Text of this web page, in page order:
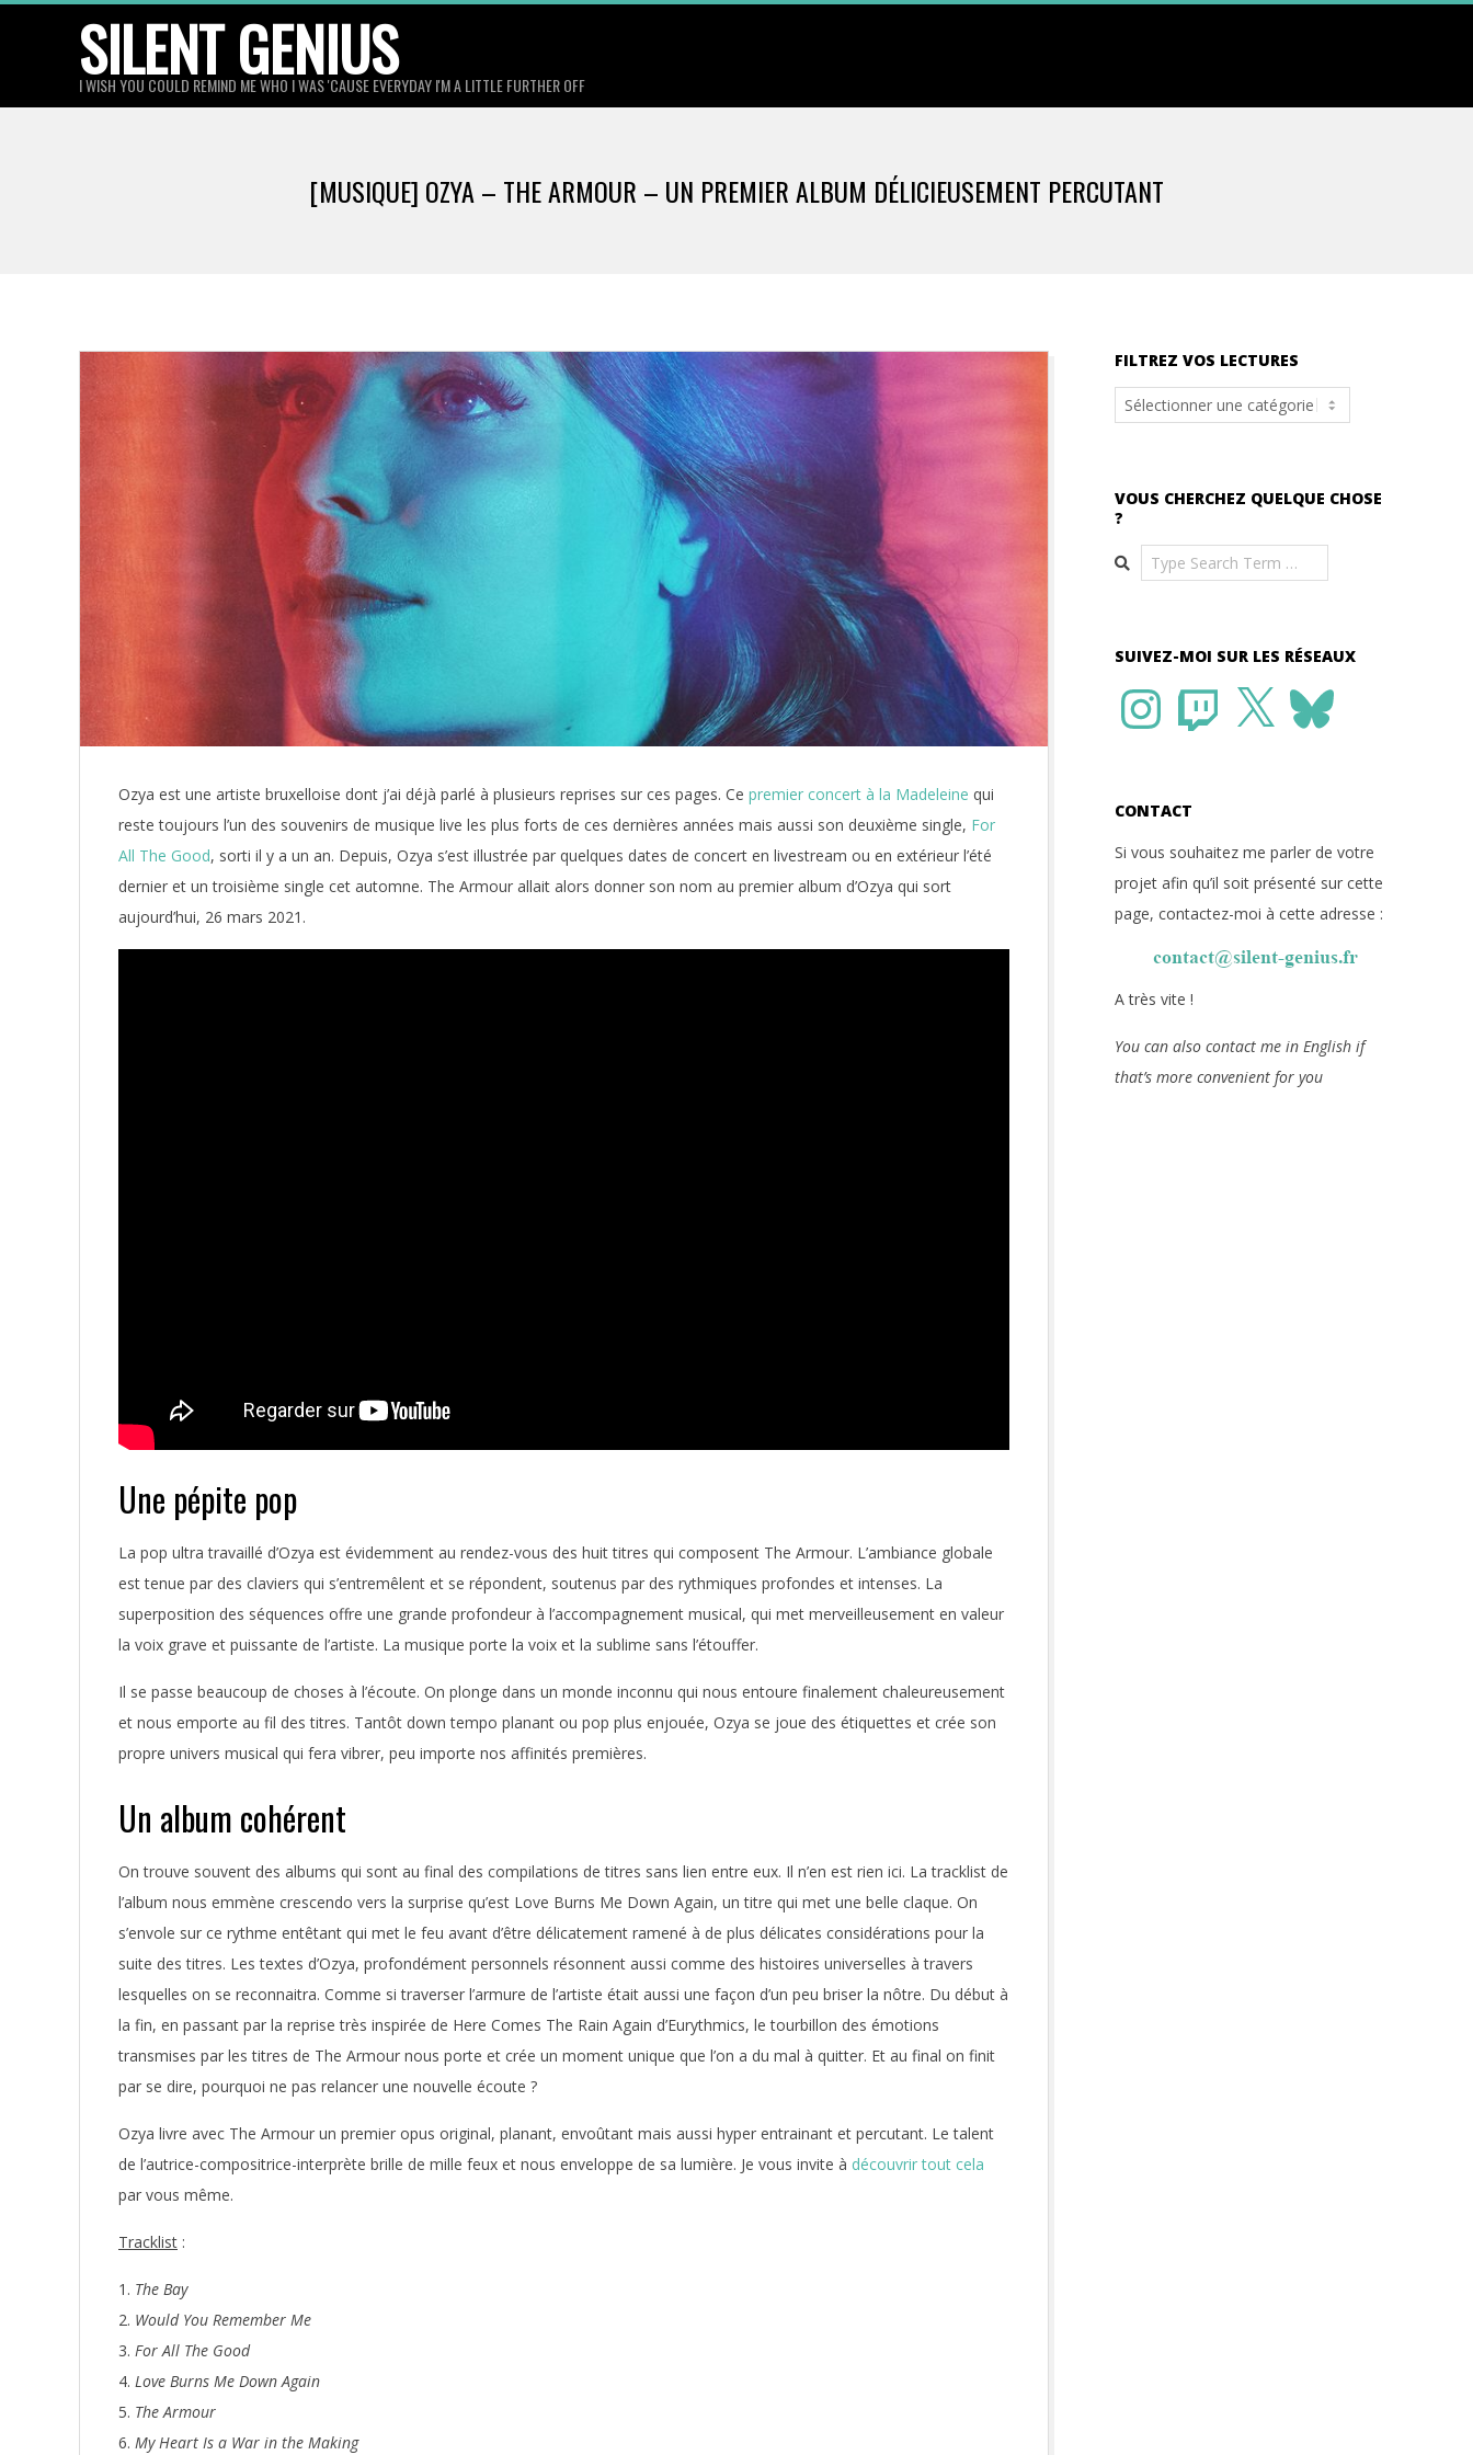
SILENT GENIUS
I WISH YOU COULD REMIND ME WHO I WAS 'CAUSE EVERYDAY I'M A LITTLE FURTHER OFF
[MUSIQUE] OZYA – THE ARMOUR – UN PREMIER ALBUM DÉLICIEUSEMENT PERCUTANT
Ozya est une artiste bruxelloise dont j’ai déjà parlé à plusieurs reprises sur ces pages. Ce premier concert à la Madeleine qui
reste toujours l’un des souvenirs de musique live les plus forts de ces dernières années mais aussi son deuxième single, For
All The Good, sorti il y a un an. Depuis, Ozya s’est illustrée par quelques dates de concert en livestream ou en extérieur l’été
dernier et un troisième single cet automne. The Armour allait alors donner son nom au premier album d’Ozya qui sort
aujourd’hui, 26 mars 2021.
Une pépite pop
La pop ultra travaillé d’Ozya est évidemment au rendez-vous des huit titres qui composent The Armour. L’ambiance globale
est tenue par des claviers qui s’entremêlent et se répondent, soutenus par des rythmiques profondes et intenses. La
superposition des séquences offre une grande profondeur à l’accompagnement musical, qui met merveilleusement en valeur
la voix grave et puissante de l’artiste. La musique porte la voix et la sublime sans l’étouffer.
Il se passe beaucoup de choses à l’écoute. On plonge dans un monde inconnu qui nous entoure finalement chaleureusement
et nous emporte au fil des titres. Tantôt down tempo planant ou pop plus enjouée, Ozya se joue des étiquettes et crée son
propre univers musical qui fera vibrer, peu importe nos affinités premières.
Un album cohérent
On trouve souvent des albums qui sont au final des compilations de titres sans lien entre eux. Il n’en est rien ici. La tracklist de
l’album nous emmène crescendo vers la surprise qu’est Love Burns Me Down Again, un titre qui met une belle claque. On
s’envole sur ce rythme entêtant qui met le feu avant d’être délicatement ramené à de plus délicates considérations pour la
suite des titres. Les textes d’Ozya, profondément personnels résonnent aussi comme des histoires universelles à travers
lesquelles on se reconnaitra. Comme si traverser l’armure de l’artiste était aussi une façon d’un peu briser la nôtre. Du début à
la fin, en passant par la reprise très inspirée de Here Comes The Rain Again d’Eurythmics, le tourbillon des émotions
transmises par les titres de The Armour nous porte et crée un moment unique que l’on a du mal à quitter. Et au final on finit
par se dire, pourquoi ne pas relancer une nouvelle écoute ?
Ozya livre avec The Armour un premier opus original, planant, envoûtant mais aussi hyper entrainant et percutant. Le talent
de l’autrice-compositrice-interprète brille de mille feux et nous enveloppe de sa lumière. Je vous invite à découvrir tout cela
par vous même.
Tracklist :
The Bay
Would You Remember Me
For All The Good
Love Burns Me Down Again
The Armour
My Heart Is a War in the Making
FILTREZ VOS LECTURES
Filtrez
vos
VOUS CHERCHEZ QUELQUE CHOSE
?
Search
SUIVEZ-MOI SUR LES RÉSEAUX
InstagramTwitch Bluesky
CONTACT
Si vous souhaitez me parler de votre
projet afin qu’il soit présenté sur cette
page, contactez-moi à cette adresse :
A très vite !
You can also contact me in English if
that’s more convenient for you